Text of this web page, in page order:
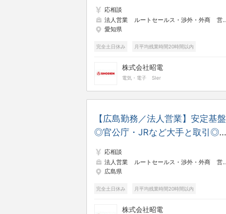
少なめ
応相談
法人営業
ルートセールス・渉外・外商
営業支援・プリセールス
愛知県
完全土日休み 月平均残業時間20時間以内
株式会社昭電
電気・電子 SIer
【広島勤務／法人営業】安定基盤
◎官公庁・JRなど大手と取引◎
なめ
応相談
法人営業
ルートセールス・渉外・外商
営業支援・プリセールス
広島県
完全土日休み 月平均残業時間20時間以内
株式会社昭電